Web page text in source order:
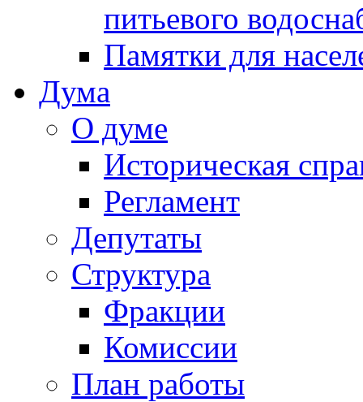
питьевого
Памятки для
Дума
О думе
Историческая
Регламент
Депутаты
Структура
Фракции
Комиссии
План работы